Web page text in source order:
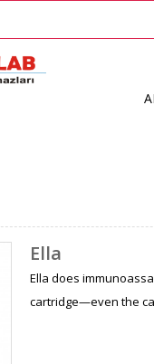
Ella
Ella does
cartridge—even the